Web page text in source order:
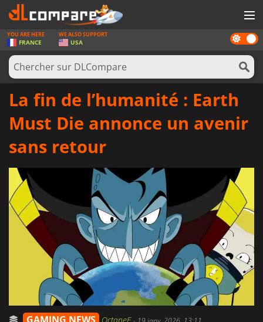
JEUX
CARTES PRÉPAYÉES
LOGICIELS
SE CONNECTER OU S'INSCRIRE
Dark
mode
YOU ARE HERE
FRANCE
WE ALSO SUPPORT
USA
La fin de l’humanité : Earth
Must Die annonce un avenir
sans retour